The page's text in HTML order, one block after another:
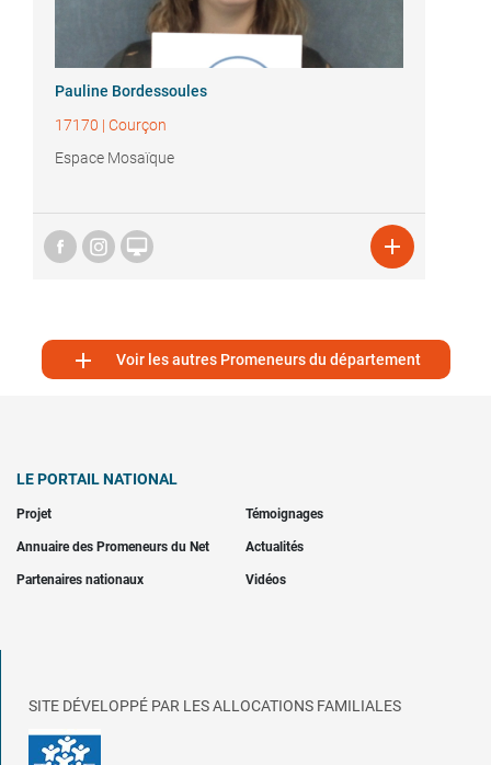
Pauline Bordessoules
17170 | Courçon
Espace Mosaïque
 
 Voir les autres Promeneurs du département
LE PORTAIL NATIONAL
Projet Témoignages
Annuaire des Promeneurs du Net Actualités
Partenaires nationaux Vidéos
SITE DÉVELOPPÉ PAR LES ALLOCATIONS FAMILIALES